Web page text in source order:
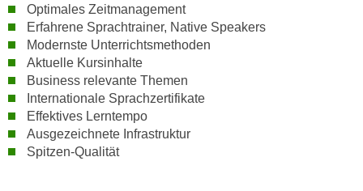
Optimales Zeitmanagement
Erfahrene Sprachtrainer, Native Speakers
Modernste Unterrichtsmethoden
Aktuelle Kursinhalte
Business relevante Themen
Internationale Sprachzertifikate
Effektives Lerntempo
Ausgezeichnete Infrastruktur
Spitzen-Qualität
ü
r
d
i
e
F
u
m
e
r
i
k
a
n
i